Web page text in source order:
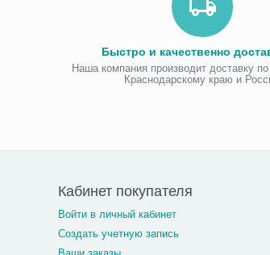
Быстро и качественно
Наша компания производит доставку
Краснодарскому краю и
Кабинет покупателя
Войти в личный кабинет
Создать учетную запись